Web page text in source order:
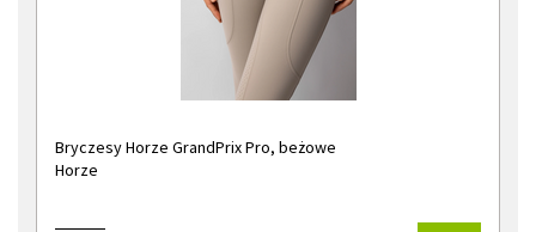
Bryczesy Horze GrandPrix Pro, beżowe
Horze